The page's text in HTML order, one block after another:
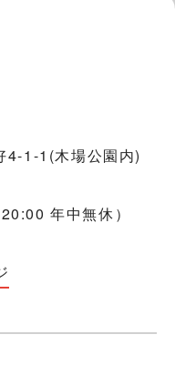
4-1-1(木場公園内)
年中無休）